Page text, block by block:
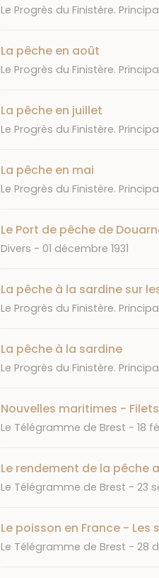
Journal
Le Progrès du Finistère.
La pêche en août
Journal
Le Progrès du Finistère.
La pêche en juillet
Journal
Le Progrès du Finistère.
La pêche en mai
Journal
Le Progrès du Finistère.
Le Port de pêche de
Journal
Divers Date
01 décembre 1931
La pêche à la sardine sur
Journal
Le Progrès du Finistère.
La pêche à la sardine
Journal
Le Progrès du Finistère.
Nouvelles maritimes -
Journal
Le Télégramme de Brest Date
18
Le rendement de la pêche
Journal
Le Télégramme de Brest Date
23
Le poisson en France -
Journal
Le Télégramme de Brest Date
28